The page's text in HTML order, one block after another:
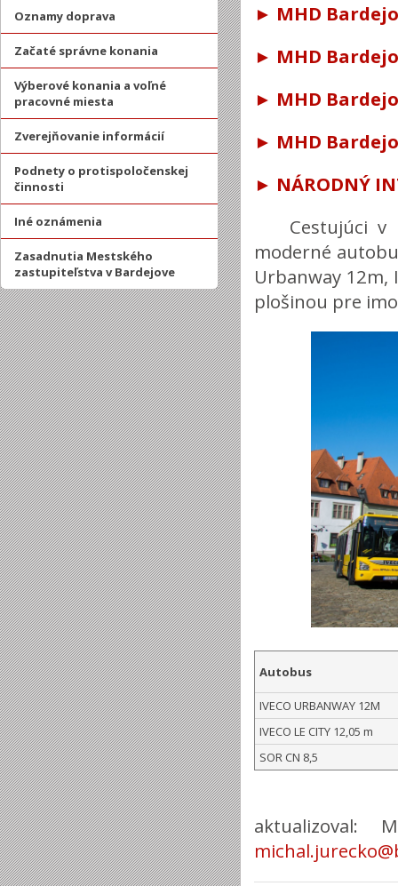
Oznamy doprava
Začaté správne konania
Výberové konania a voľné
pracovné miesta
Zverejňovanie informácií
Podnety o protispoločenskej
činnosti
Iné oznámenia
Zasadnutia Mestského
zastupiteľstva v Bardejove
► MHD
► MHD
► MHD
► MHD
► NÁRODNÝ
Cestujúci v
moderné
Urbanway 12m,
plošinou pre
Autobus
IVECO URBANWAY 12M
IVECO LE CITY 12,05 m
SOR CN 8,5
aktualizoval: